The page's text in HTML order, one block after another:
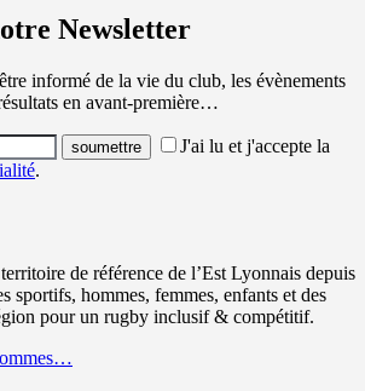
Newsletter
informé de la vie du club, les évènements
en avant-première…
J'ai lu et j'accepte la
.
de référence de l’Est Lyonnais depuis
sportifs, hommes, femmes, enfants et des
pour un rugby inclusif & compétitif.